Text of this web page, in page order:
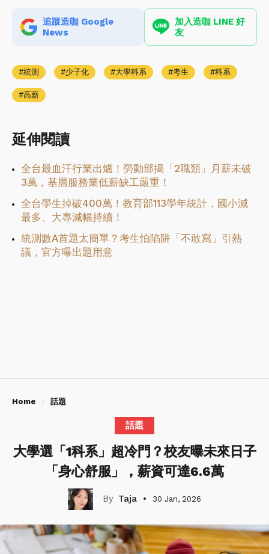
追蹤造咖 Google
News
加入造咖 LINE 好
友
統測 少子化 大學科系 考生 科系
高薪
延伸閱讀
全台最血汗行業出爐！勞動部揭「2職類」月薪未破
3萬，基層服務業低薪缺工嚴重！
全台學生掉破400萬！教育部113學年統計，國小減
最多、大專減幅持續！
統測數A首題太簡單？考生怕陷阱「不敢寫」引熱
議，官方曝出題用意
Home 話題
話題
大學選「1科系」超冷門？校友曝未來日子
「身心舒服」，薪資可達6.6萬
Taja 30 Jan, 2026